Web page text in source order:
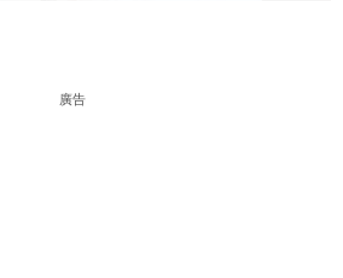
廣告